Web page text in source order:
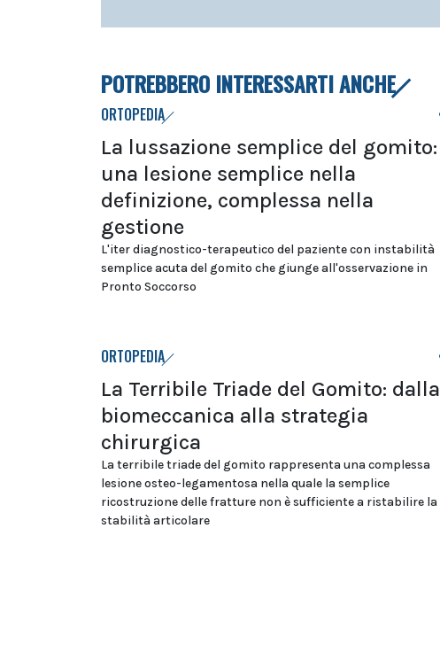
POTREBBERO INTERESSARTI ANCHE
ORTOPEDIA
La lussazione semplice del gomito:
una lesione semplice nella
definizione, complessa nella
gestione
L'iter diagnostico-terapeutico del paziente con instabilità
semplice acuta del gomito che giunge all'osservazione in
Pronto Soccorso
ORTOPEDIA
La Terribile Triade del Gomito: dalla
biomeccanica alla strategia
chirurgica
La terribile triade del gomito rappresenta una complessa
lesione osteo-legamentosa nella quale la semplice
ricostruzione delle fratture non è sufficiente a ristabilire la
stabilità articolare